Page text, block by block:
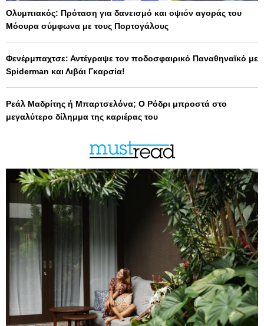
Ολυμπιακός: Πρόταση για δανεισμό και οψιόν αγοράς του
Μόουρα σύμφωνα με τους Πορτογάλους
Φενέρμπαχτσε: Αντέγραψε τον ποδοσφαιρικό Παναθηναϊκό με
Spiderman και Λιβάι Γκαρσία!
Ρεάλ Μαδρίτης ή Μπαρτσελόνα; Ο Ρόδρι μπροστά στο
μεγαλύτερο δίλημμα της καριέρας του